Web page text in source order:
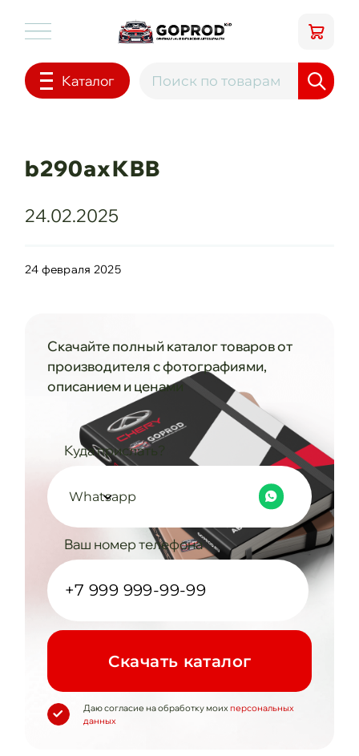
Каталог
b290axKBB
24.02.2025
24 февраля 2025
Скачайте полный каталог товаров от
производителя с фотографиями,
описанием и ценами
Куда прислать?
Whatsapp
Ваш номер телефона
Cкачать каталог
Даю согласие на обработку моих персональных
данных